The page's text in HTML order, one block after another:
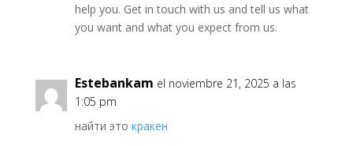
help you. Get in touch with us and tell us what
you want and what you expect from us.
Estebankam el noviembre 21, 2025 a las
1:05 pm
найти это кракен